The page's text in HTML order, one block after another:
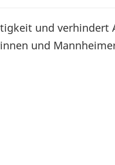
und verhindert
und